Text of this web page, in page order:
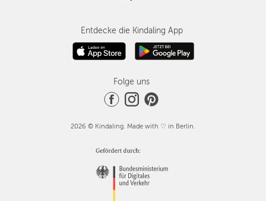
Entdecke die Kindaling App
Folge uns
2026 © Kindaling. Made with ♡ in Berlin.